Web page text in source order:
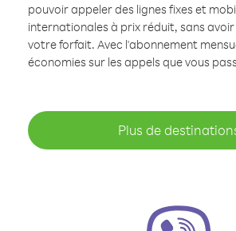
pouvoir appeler des lignes fixes et
internationales à prix réduit, sans
votre forfait. Avec l'abonnement
économies sur les appels que vous
Plus de